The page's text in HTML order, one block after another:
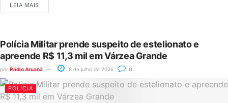
LEIA MAIS
Polícia Militar prende suspeito de estelionato e
apreende R$ 11,3 mil em Várzea Grande
por Rádio Aruanã 8 de julho de 2026 0
POLÍCIA